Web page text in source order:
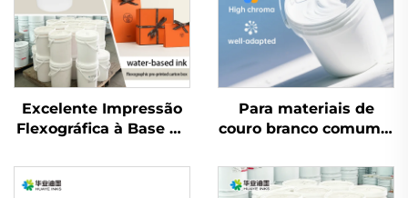
Excelente Impressão
Flexográfica à Base de
Couro Bovino Branco
Comum e Papel
Para materiais de
couro branco comum e
à base de água
performa